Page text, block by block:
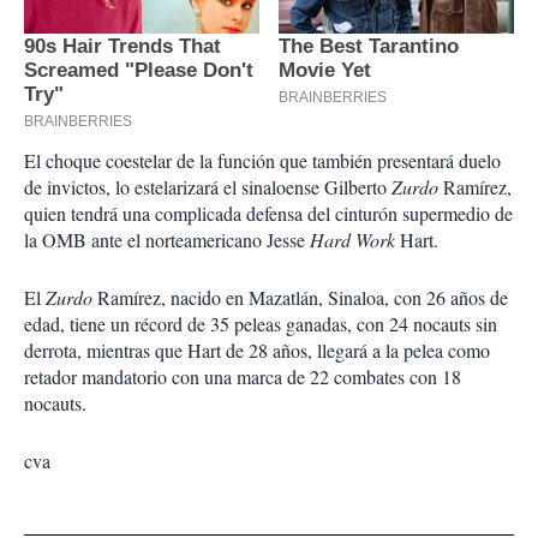
El choque coestelar de la función que también presentará duelo
de invictos, lo estelarizará el sinaloense GilbertoZurdoRamírez,
quien tendrá una complicada defensa del cinturón supermedio de
la OMB ante el norteamericano JesseHard WorkHart.
ElZurdoRamírez, nacido en Mazatlán, Sinaloa, con 26 años de
edad, tiene un récord de 35 peleas ganadas, con 24 nocauts sin
derrota, mientras que Hart de 28 años, llegará a la pelea como
retador mandatorio con una marca de 22 combates con 18
nocauts.
cva